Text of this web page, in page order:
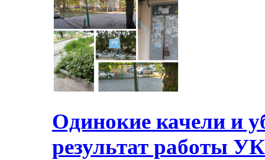
Одинокие качели и
результат работы